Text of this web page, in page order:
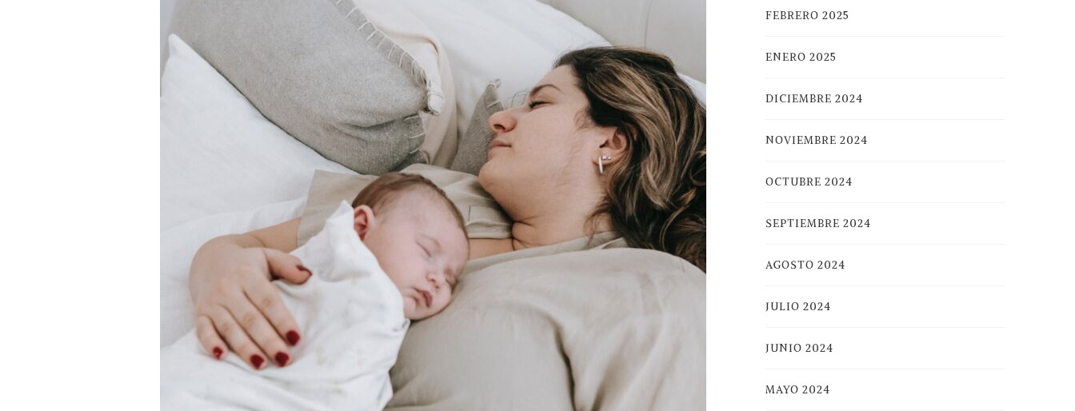
FEBRERO 2025
ENERO 2025
DICIEMBRE 2024
NOVIEMBRE 2024
OCTUBRE 2024
SEPTIEMBRE 2024
AGOSTO 2024
JULIO 2024
JUNIO 2024
MAYO 2024